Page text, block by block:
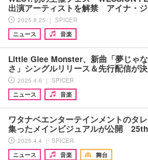
出演アーティストを解禁 アイナ・
2025.8.25 ｜ SPICER
ニュース
音楽
Little Glee Monster、新曲「夢じゃ
さ」シングルリリース＆先行配信が
2025.4.6 ｜ SPICER
ニュース
音楽
ワタナベエンターテインメントのタ
集ったメインビジュアルが公開
2025.4.4 ｜ SPICER
ニュース
音楽 舞台